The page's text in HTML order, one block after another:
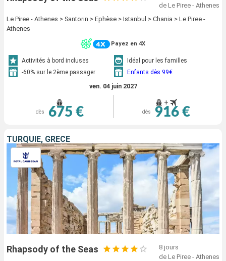
de Le Piree - Athenes
Le Piree - Athenes > Santorin > Ephèse > Istanbul > Chania > Le Piree -
Athenes
Payez en 4X
Activités à bord incluses
Idéal pour les familles
-60% sur le 2ème passager
Enfants dès 99€
ven. 04 juin 2027
dès 675 €
+
dès 916 €
TURQUIE, GRÈCE
Rhapsody of the Seas
8 jours
de Le Piree - Athenes